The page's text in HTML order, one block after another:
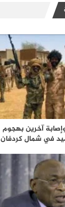
وإصابة آخرين بهجوم
في شمال كردفان